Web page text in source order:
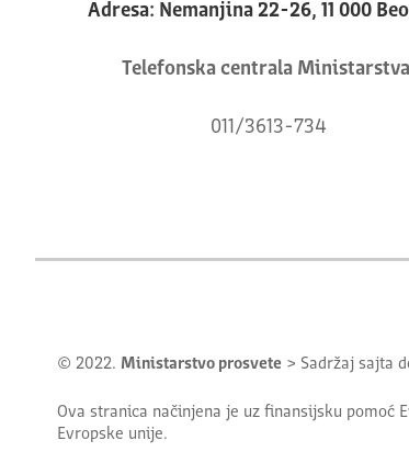
Adresa: Nemanjina 22-26, 11 000
Telefonska centrala
011/3613-734
© 2022. Ministarstvo prosvete > Sadržaj sajta
Ova stranica načinjena je uz finansijsku pomoć
Evropske unije.